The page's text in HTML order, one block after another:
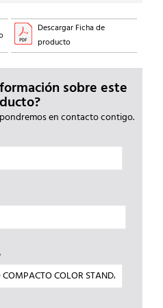
Descargar Ficha de
producto
sobre este
en contacto contigo.